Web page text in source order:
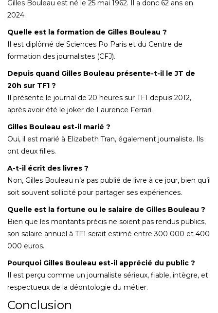
Gilles Bouleau est né le 25 mai 1962. Il a donc 62 ans en
2024.
Quelle est la formation de Gilles Bouleau ?
Il est diplômé de Sciences Po Paris et du Centre de
formation des journalistes (CFJ).
Depuis quand Gilles Bouleau présente-t-il le JT de
20h sur TF1 ?
Il présente le journal de 20 heures sur TF1 depuis 2012,
après avoir été le joker de Laurence Ferrari.
Gilles Bouleau est-il marié ?
Oui, il est marié à Elizabeth Tran, également journaliste. Ils
ont deux filles.
A-t-il écrit des livres ?
Non, Gilles Bouleau n’a pas publié de livre à ce jour, bien qu’il
soit souvent sollicité pour partager ses expériences.
Quelle est la fortune ou le salaire de Gilles Bouleau ?
Bien que les montants précis ne soient pas rendus publics,
son salaire annuel à TF1 serait estimé entre 300 000 et 400
000 euros.
Pourquoi Gilles Bouleau est-il apprécié du public ?
Il est perçu comme un journaliste sérieux, fiable, intègre, et
respectueux de la déontologie du métier.
Conclusion